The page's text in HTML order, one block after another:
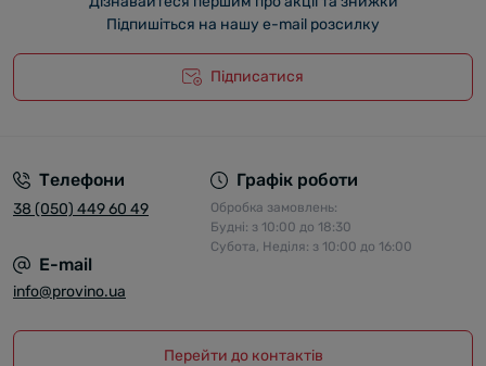
Підпишіться на нашу e-mail розсилку
Підписатися
Телефони
38 (050) 449 60 49
Графік роботи
Обробка замовлень:
Будні: з 10:00 до 18:30
Субота, Неділя: з 10:00 до 16:00
E-mail
info@provino.ua
Перейти до контактів